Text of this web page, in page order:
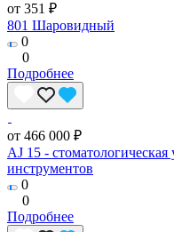
от 351 ₽
801 Шаровидный
0
0
Подробнее
от 466 000 ₽
AJ 15 -
инструментов
0
0
Подробнее